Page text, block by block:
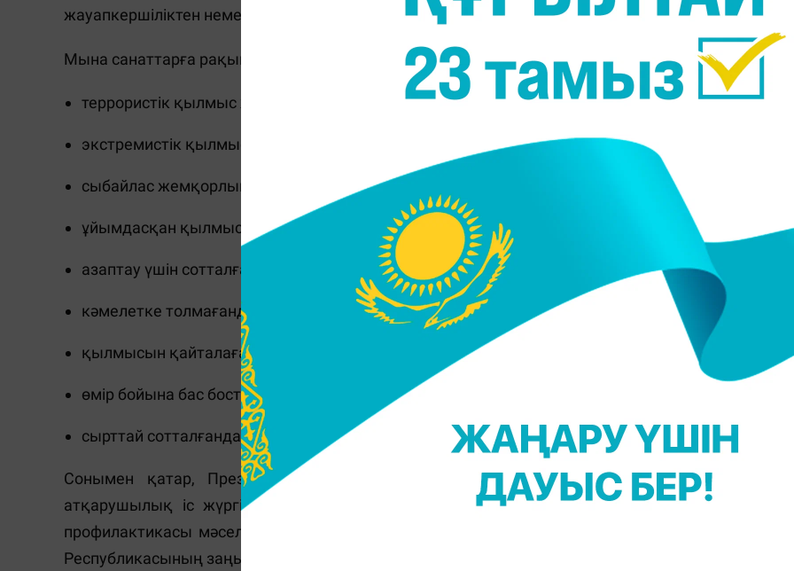
жауапкершіліктен немесе негізгі жазадан босатылады.
Мына санаттарға рақымшылық жасалмайды:
террористік қылмыс жасағаны үшін сотталғандар;
экстремистік қылмыс жасағаны үшін сотталғандар;
сыбайлас жемқорлық қылмысын жасағаны үшін сотталғандар;
ұйымдасқан қылмыстық топ мүшелері;
азаптау үшін сотталғандар;
кәмелетке толмағандарға қатысты жыныстық сипаттағы қылмыс жасағандар;
қылмысын қайталағандар;
өмір бойына бас бостандығынан айырылғандар;
сырттай сотталғандар.
Сонымен қатар, Президент "Қазақстан Республикасының кейбір заңнамалық
атқарушылық іс жүргізу және сот орындаушыларының мәртебесі және құқық
профилактикасы мәселелері бойынша өзгерістер мен толықтырулар енгізу туралы"
Республикасының заңына қол қойды.